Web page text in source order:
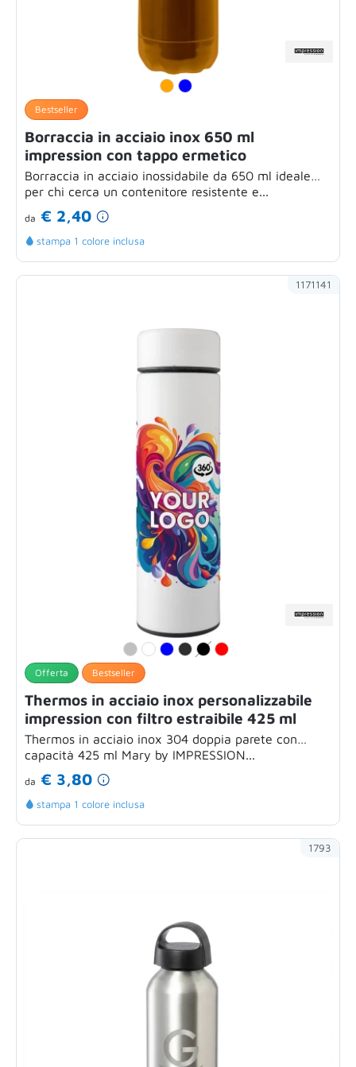
Bestseller
Borraccia in acciaio inox 650 ml
impression con tappo ermetico
Borraccia in acciaio inossidabile da 650 ml ideale
per chi cerca un contenitore resistente e...
da € 2,40
stampa 1 colore inclusa
1171141
Offerta Bestseller
Thermos in acciaio inox personalizzabile
impression con filtro estraibile 425 ml
Thermos in acciaio inox 304 doppia parete con
capacità 425 ml Mary by IMPRESSION...
da € 3,80
stampa 1 colore inclusa
1793